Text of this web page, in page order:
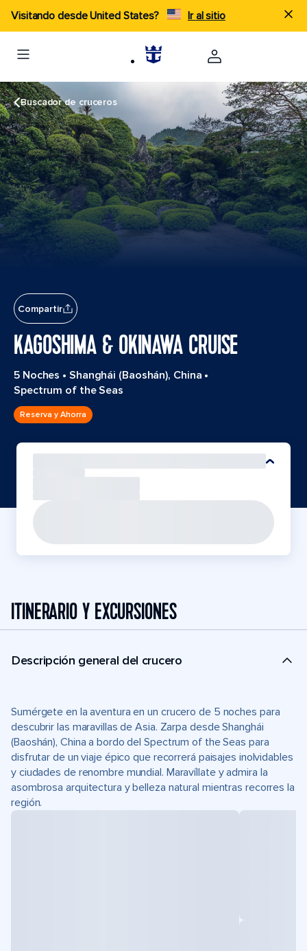
Visitando desde United States? Ir al sitio
Buscador de cruceros
Compartir
KAGOSHIMA & OKINAWA CRUISE
5 Noches • Shanghái (Baoshán), China •
Spectrum of the Seas
Reserva y Ahorra
ITINERARIO Y EXCURSIONES
Descripción general del crucero
Sumérgete en la aventura en un crucero de 5 noches para
descubrir las maravillas de Asia. Zarpa desde Shanghái
(Baoshán), China a bordo del Spectrum of the Seas para
disfrutar de un viaje épico que recorrerá paisajes inolvidables
y ciudades de renombre mundial. Maravíllate y admira la
asombrosa arquitectura y belleza natural mientras recorres la
región.